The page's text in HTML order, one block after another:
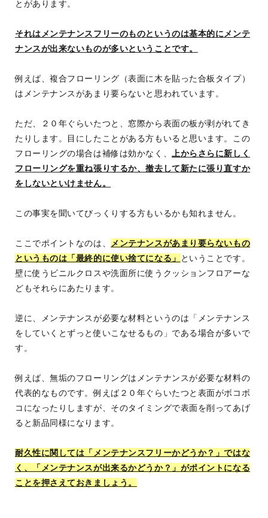
とがあります。
それはメンテナンスフリーのものというのは基本的にメンテ
ナンスが出来ないものが多いということです。
例えば、複合フローリング（表面に木を貼った合板タイプ）
はメンテナンスがあまり要らないと思われています。
ただ、２０年ぐらいたつと、窓際から表面の板が剥がれてき
たりします。目にしたことがある方もいると思います。この
フローリングの場合は補修は効かなく、
上からさらに新しく
フローリングを重ね張りするか、撤去して新たに張り直すか
をしないといけません。
この事実を聞いてびっくりする方もいるかも知れません。
ここでポイントなのは、
メンテナンスがあまり要らないもの
というものは「最終的に使い捨てになる」
ということです。
壁に使うビニルクロスや洗面所に使うクッションフロアーな
どもそれらにあたります。
逆に、メンテナンスが必要な材料というのは「メンテナンス
をしていくとずっと使いこなせるもの」である場合が多いで
す。
例えば、無垢のフローリングはメンテナンスが必要な材料の
代表的なものです。例えば２０年ぐらいたつと表面がボコボ
コになったりしますが、そのタイミングで表面を削ってあげ
ると新品同様になります。
耐久性に関しては「メンテナンスフリーかどうか？」ではな
く、「メンテナンスが出来るかどうか？」がポイントになる
ことを押さえておきましょう。